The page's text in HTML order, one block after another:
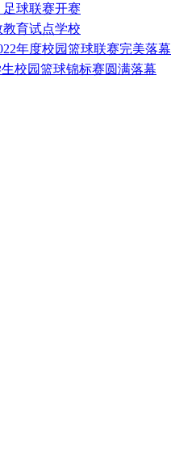
足球联赛开赛
育试点学校
年度校园篮球联赛完美落幕
校园篮球锦标赛圆满落幕